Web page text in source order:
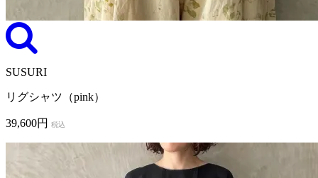
SUSURI
リグシャツ（pink）
39,600円 税込